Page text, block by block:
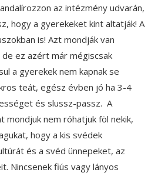
az intézmény udvarán,
hogy a gyerekeket kint altatják! A
is! Azt mondják van
ez azért már mégiscsak
a gyerekek nem kapnak se
teát, egész évben jó ha 3-4
és slussz-passz. A
mondjuk nem róhatjuk föl nekik,
hogy a kis svédek
és a svéd ünnepeket, az
Nincsenek fiús vagy lányos